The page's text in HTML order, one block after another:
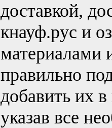
доставкой,
кнауф.рус и
материалами
правильно
добавить их
указав все